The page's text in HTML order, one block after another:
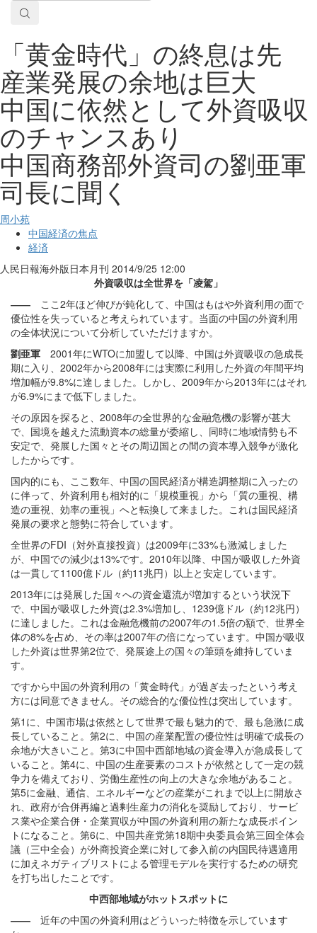
「黄金時代」の終息は先
産業発展の余地は巨大
中国に依然として外資吸収
のチャンスあり
中国商務部外資司の劉亜軍
司長に聞く
周小苑
中国経済の焦点
経済
人民日報海外版日本月刊 2014/9/25 12:00
外資吸収は全世界を「凌駕」
―― ここ2年ほど伸びが鈍化して、中国はもはや外資利用の面で
優位性を失っていると考えられています。当面の中国の外資利用
の全体状況について分析していただけますか。
劉亜軍 2001年にWTOに加盟して以降、中国は外資吸収の急成長
期に入り、2002年から2008年には実際に利用した外資の年間平均
増加幅が9.8%に達しました。しかし、2009年から2013年にはそれ
が6.9%にまで低下しました。
その原因を探ると、2008年の全世界的な金融危機の影響が甚大
で、国境を越えた流動資本の総量が委縮し、同時に地域情勢も不
安定で、発展した国々とその周辺国との間の資本導入競争が激化
したからです。
国内的にも、ここ数年、中国の国民経済が構造調整期に入ったの
に伴って、外資利用も相対的に「規模重視」から「質の重視、構
造の重視、効率の重視」へと転換して来ました。これは国民経済
発展の要求と態勢に符合しています。
全世界のFDI（対外直接投資）は2009年に33%も激減しました
が、中国での減少は13%です。2010年以降、中国が吸収した外資
は一貫して1100億ドル（約11兆円）以上と安定しています。
2013年には発展した国々への資金還流が増加するという状況下
で、中国が吸収した外資は2.3%増加し、1239億ドル（約12兆円）
に達しました。これは金融危機前の2007年の1.5倍の額で、世界全
体の8%を占め、その率は2007年の倍になっています。中国が吸収
した外資は世界第2位で、発展途上の国々の筆頭を維持していま
す。
ですから中国の外資利用の「黄金時代」が過ぎ去ったという考え
方には同意できません。その総合的な優位性は突出しています。
第1に、中国市場は依然として世界で最も魅力的で、最も急激に成
長していること。第2に、中国の産業配置の優位性は明確で成長の
余地が大きいこと。第3に中国中西部地域の資金導入が急成長して
いること。第4に、中国の生産要素のコストが依然として一定の競
争力を備えており、労働生産性の向上の大きな余地があること。
第5に金融、通信、エネルギーなどの産業がこれまで以上に開放さ
れ、政府が合併再編と過剰生産力の消化を奨励しており、サービ
ス業や企業合併・企業買収が中国の外資利用の新たな成長ポイン
トになること。第6に、中国共産党第18期中央委員会第三回全体会
議（三中全会）が外商投資企業に対して参入前の内国民待遇適用
に加えネガティブリストによる管理モデルを実行するための研究
を打ち出したことです。
中西部地域がホットスポットに
―― 近年の中国の外資利用はどういった特徴を示しています